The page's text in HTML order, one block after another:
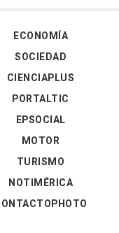
ECONOMÍA
SOCIEDAD
CIENCIAPLUS
PORTALTIC
EPSOCIAL
MOTOR
TURISMO
NOTIMÉRICA